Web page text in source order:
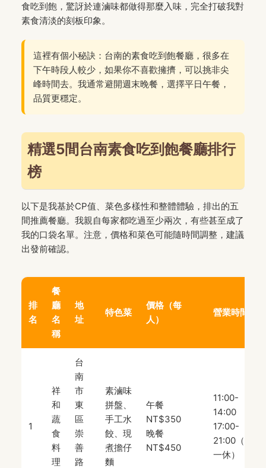
食吃到飽，驚訝於連滷味都做得那麼入味，完全打破我對
素食清淡的刻板印象。
這裡有個小秘訣：台南的素食吃到飽餐廳，很多在
下午時段人較少，如果你不喜歡擁擠，可以挑非尖
峰時間去。我通常避開週末晚餐，選擇平日午餐，
品質更穩定。
精選5間台南素食吃到飽餐廳排行
榜
以下是我基於CP值、菜色多樣性和整體體驗，排出的五
間推薦餐廳。我親自每家都吃過至少兩次，有些甚至成了
我的口袋名單。注意，價格和菜色可能隨時間調整，建議
出發前確認。
排
名
餐
廳
名
稱
地
址
特色菜
價格（每
人）
營業時間
1
祥
和
蔬
食
料
理
台
南
市
東
區
崇
善
路
素滷味
拼盤、
手工水
餃、現
煮擔仔
麵
午餐
NT$350
晚餐
NT$450
11:00-
14:00
17:00-
21:00（週
一休）